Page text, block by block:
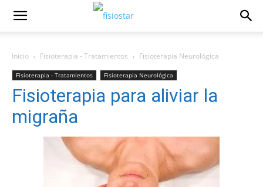
Inicio Fisioterapia - Tratamientos Fisioterapia Neurológica
Fisioterapia - Tratamientos Fisioterapia Neurológica
Fisioterapia para aliviar la
migraña